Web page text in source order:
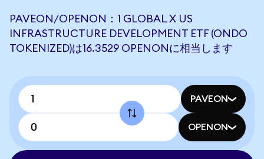
PAVEON/OPENON：1 GLOBAL X US
INFRASTRUCTURE DEVELOPMENT ETF (ONDO
TOKENIZED)は16.3529 OPENONに相当します
PAVEON
OPENON